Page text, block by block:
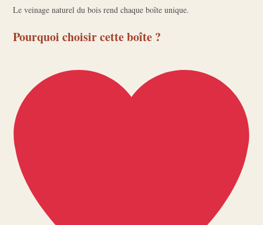
Le veinage naturel du bois rend chaque boîte unique.
Pourquoi choisir cette boîte ?